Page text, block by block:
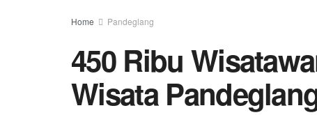
Home Pandeglang
450 Ribu
Wisata